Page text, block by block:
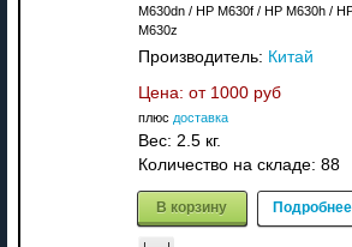
M630dn / HP M630f / HP M630h /
M630z
Производитель: Китай
Цена: от 1000 руб
плюс доставка
Вес: 2.5 кг.
Количество на складе: 88
В корзину Подробнее